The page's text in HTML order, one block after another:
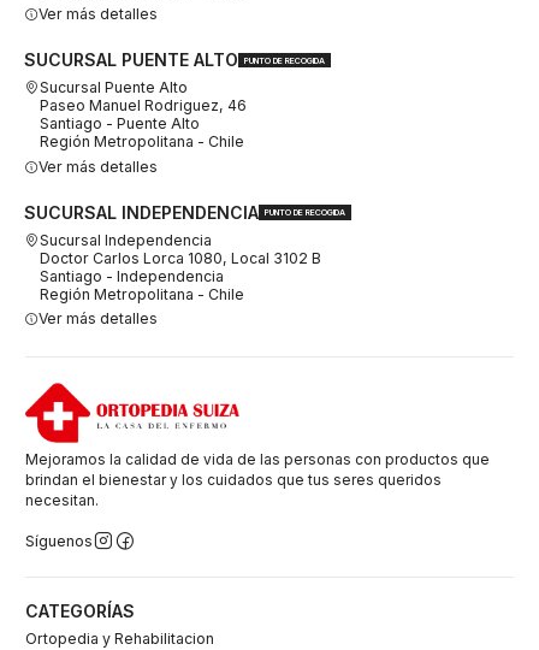
Ver más detalles
SUCURSAL PUENTE ALTO PUNTO DE RECOGIDA
Sucursal Puente Alto
Paseo Manuel Rodriguez, 46
Santiago - Puente Alto
Región Metropolitana - Chile
Ver más detalles
SUCURSAL INDEPENDENCIA PUNTO DE RECOGIDA
Sucursal Independencia
Doctor Carlos Lorca 1080, Local 3102 B
Santiago - Independencia
Región Metropolitana - Chile
Ver más detalles
Mejoramos la calidad de vida de las personas con productos que
brindan el bienestar y los cuidados que tus seres queridos
necesitan.
Síguenos
CATEGORÍAS
Ortopedia y Rehabilitacion